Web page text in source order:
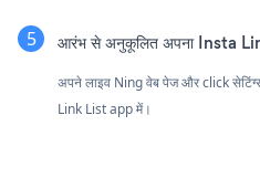
आरंभ से अनुकूलित अपना Insta
अपने लाइव Ning वेब पेज और click
Link List app में।